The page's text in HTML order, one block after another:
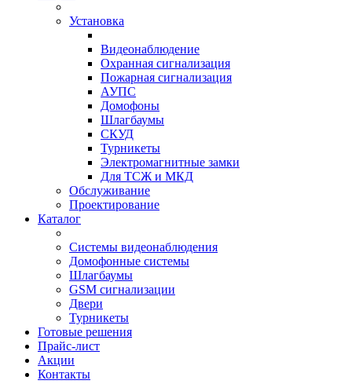
Установка
Видеонаблюдение
Охранная сигнализация
Пожарная сигнализация
АУПС
Домофоны
Шлагбаумы
СКУД
Турникеты
Электромагнитные замки
Для ТСЖ и МКД
Обслуживание
Проектирование
Каталог
Системы видеонаблюдения
Домофонные системы
Шлагбаумы
GSM сигнализации
Двери
Турникеты
Готовые решения
Прайс-лист
Акции
Контакты